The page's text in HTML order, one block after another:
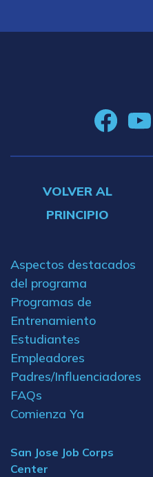
VOLVER AL
PRINCIPIO
Aspectos destacados
del programa
Programas de
Entrenamiento
Estudiantes
Empleadores
Padres/Influenciadores
FAQs
Comienza Ya
San Jose Job Corps
Center